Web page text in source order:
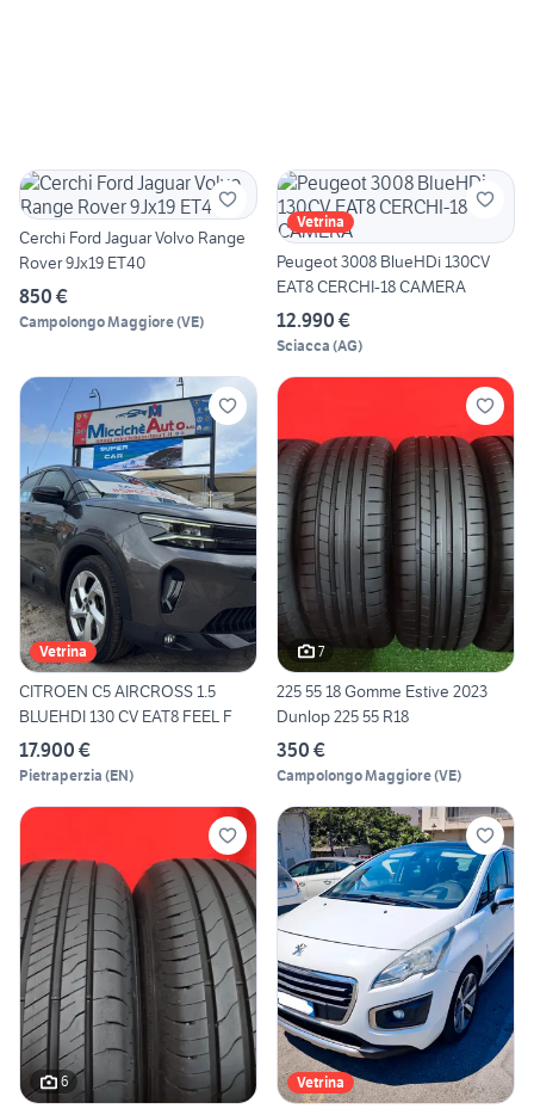
Cerchi Ford Jaguar Volvo Range
Rover 9Jx19 ET40
850 €
Campolongo Maggiore(VE)
Vetrina
Peugeot 3008 BlueHDi 130CV
EAT8 CERCHI-18 CAMERA
12.990 €
Sciacca (AG)
Vetrina
CITROEN C5 AIRCROSS 1.5
BLUEHDI 130 CV EAT8 FEEL F
17.900 €
Pietraperzia (EN)
7
225 55 18 Gomme Estive 2023
Dunlop 225 55 R18
350 €
Campolongo Maggiore(VE)
6 Vetrina